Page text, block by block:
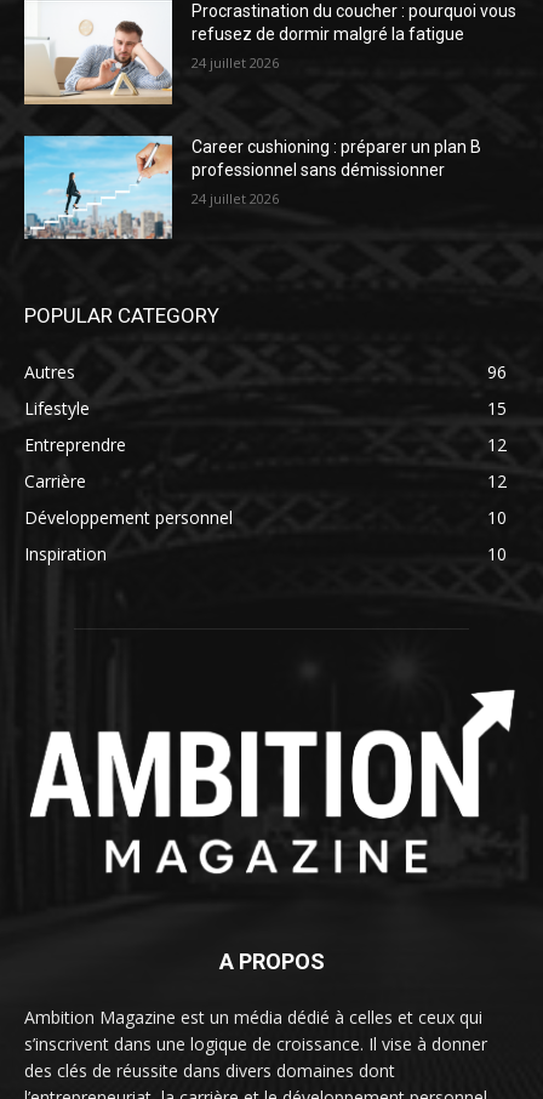
Procrastination du coucher : pourquoi vous
refusez de dormir malgré la fatigue
24 juillet 2026
Career cushioning : préparer un plan B
professionnel sans démissionner
24 juillet 2026
POPULAR CATEGORY
Autres
96
Lifestyle
15
Entreprendre
12
Carrière
12
Développement personnel
10
Inspiration
10
A PROPOS
Ambition Magazine est un média dédié à celles et ceux qui
s’inscrivent dans une logique de croissance. Il vise à donner
des clés de réussite dans divers domaines dont